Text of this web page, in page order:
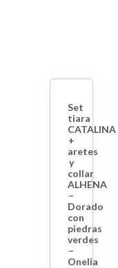
Set
tiara
CATALINA
+
aretes
y
collar
ALHENA
–
Dorado
con
piedras
verdes
–
Onelia